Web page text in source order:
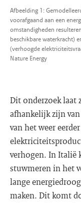
Afbeelding 1:
voorafgaand aan een
omstandigheden
beschikbare waterkracht)
(verhoogde
Nature Energy
Dit onderzoek laat
afhankelijk zijn
van het weer
verhogen. In Italië
stuwmeren in het
lange
maken. Dit komt